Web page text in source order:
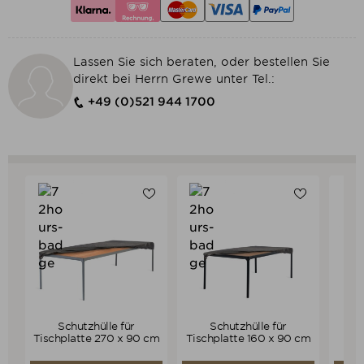
Lassen Sie sich beraten, oder bestellen Sie
direkt bei Herrn Grewe unter Tel.:
+49 (0)521 944 1700
Verkaufspreis
125,00 €
118,75 €
Schutzhülle für
Tischplatte 270 x 90 cm
Verkaufspreis
85,00 €
80,75 €
Schutzhülle für
Tischplatte 160 x 90 cm